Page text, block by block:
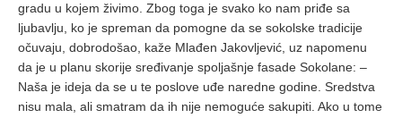
gradu u kojem živimo. Zbog toga je svako ko nam priđe sa
ljubavlju, ko je spreman da pomogne da se sokolske tradicije
očuvaju, dobrodošao, kaže Mlađen Jakovljević, uz napomenu
da je u planu skorije sređivanje spoljašnje fasade Sokolane: –
Naša je ideja da se u te poslove uđe naredne godine. Sredstva
nisu mala, ali smatram da ih nije nemoguće sakupiti. Ako u tome